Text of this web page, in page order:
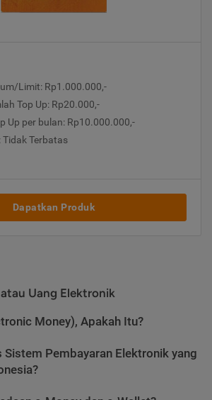
Limit: Rp1.000.000,-
Top Up: Rp20.000,-
Up per bulan: Rp10.000.000,-
Tidak Terbatas
Dapatkan Produk
Uang Elektronik
Money), Apakah Itu?
Sistem Pembayaran Elektronik yang